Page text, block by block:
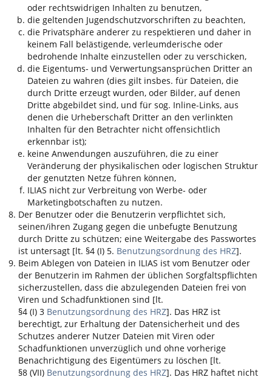
oder rechtswidrigen Inhalten zu benutzen,
die geltenden Jugendschutzvorschriften zu beachten,
die Privatsphäre anderer zu respektieren und daher in
keinem Fall belästigende, verleumderische oder
bedrohende Inhalte einzustellen oder zu verschicken,
die Eigentums- und Verwertungsansprüchen Dritter an
Dateien zu wahren (dies gilt insbes. für Dateien, die
durch Dritte erzeugt wurden, oder Bilder, auf denen
Dritte abgebildet sind, und für sog. Inline-Links, aus
denen die Urheberschaft Dritter an den verlinkten
Inhalten für den Betrachter nicht offensichtlich
erkennbar ist);
keine Anwendungen auszuführen, die zu einer
Veränderung der physikalischen oder logischen Struktur
der genutzten Netze führen können,
ILIAS nicht zur Verbreitung von Werbe- oder
Marketingbotschaften zu nutzen.
Der Benutzer oder die Benutzerin verpflichtet sich,
seinen/ihren Zugang gegen die unbefugte Benutzung
durch Dritte zu schützen; eine Weitergabe des Passwortes
ist untersagt [lt. §4 (I) 5. Benutzungsordnung des HRZ].
Beim Ablegen von Dateien in ILIAS ist vom Benutzer oder
der Benutzerin im Rahmen der üblichen Sorgfaltspflichten
sicherzustellen, dass die abzulegenden Dateien frei von
Viren und Schadfunktionen sind [lt.
§4 (I) 3 Benutzungsordnung des HRZ]. Das HRZ ist
berechtigt, zur Erhaltung der Datensicherheit und des
Schutzes anderer Nutzer Dateien mit Viren oder
Schadfunktionen unverzüglich und ohne vorherige
Benachrichtigung des Eigentümers zu löschen [lt.
§8 (VII) Benutzungsordnung des HRZ]. Das HRZ haftet nicht